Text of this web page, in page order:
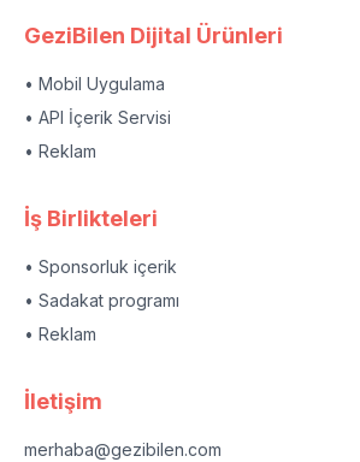
GeziBilen Dijital Ürünleri
• Mobil Uygulama
• API İçerik Servisi
• Reklam
İş Birlikteleri
• Sponsorluk içerik
• Sadakat programı
• Reklam
İletişim
merhaba@gezibilen.com